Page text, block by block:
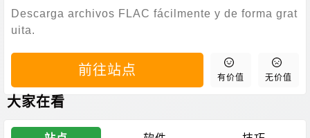
Descarga archivos FLAC fácilmente y de forma grat
uita.
前往站点 有价值 无价值
大家在看